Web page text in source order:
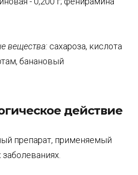
вещества: сахароза, кислота
банановый
действие
препарат, применяемый